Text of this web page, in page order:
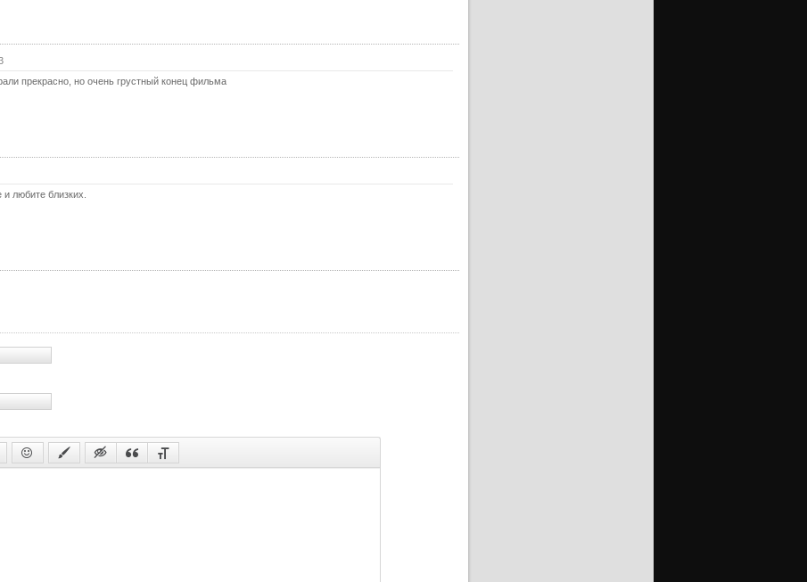
прекрасно, но очень грустный конец фильма
любите близких.